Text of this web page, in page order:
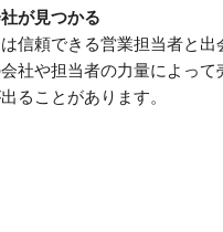
が見つかる
信頼できる営業担当者と出
社や担当者の力量によって
ることがあります。